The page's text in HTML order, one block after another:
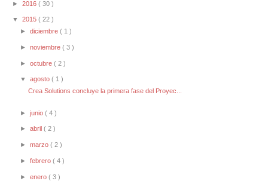
► 2016 ( 30 )
▼ 2015 ( 22 )
►diciembre( 1 )
►noviembre( 3 )
►octubre( 2 )
▼agosto( 1 )
Crea Solutions concluye la primera fase del Proyec...
►junio( 4 )
►abril( 2 )
►marzo( 2 )
►febrero( 4 )
►enero( 3 )